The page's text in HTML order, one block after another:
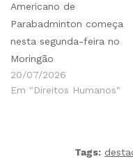
Americano de
Parabadminton começa
nesta segunda-feira no
Moringão
20/07/2026
Em "Direitos Humanos"
Tags: